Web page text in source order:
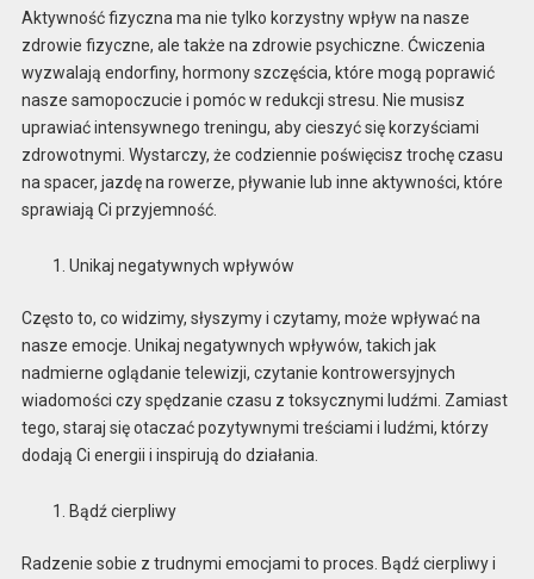
Aktywność fizyczna ma nie tylko korzystny wpływ na nasze
zdrowie fizyczne, ale także na zdrowie psychiczne. Ćwiczenia
wyzwalają endorfiny, hormony szczęścia, które mogą poprawić
nasze samopoczucie i pomóc w redukcji stresu. Nie musisz
uprawiać intensywnego treningu, aby cieszyć się korzyściami
zdrowotnymi. Wystarczy, że codziennie poświęcisz trochę czasu
na spacer, jazdę na rowerze, pływanie lub inne aktywności, które
sprawiają Ci przyjemność.
Unikaj negatywnych wpływów
Często to, co widzimy, słyszymy i czytamy, może wpływać na
nasze emocje. Unikaj negatywnych wpływów, takich jak
nadmierne oglądanie telewizji, czytanie kontrowersyjnych
wiadomości czy spędzanie czasu z toksycznymi ludźmi. Zamiast
tego, staraj się otaczać pozytywnymi treściami i ludźmi, którzy
dodają Ci energii i inspirują do działania.
Bądź cierpliwy
Radzenie sobie z trudnymi emocjami to proces. Bądź cierpliwy i